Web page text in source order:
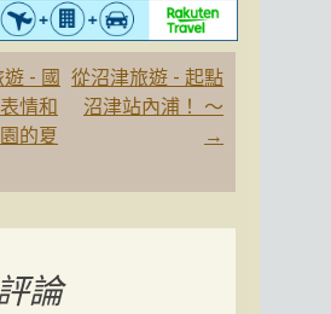
- 國
情和
的夏
從沼津旅遊 - 起點
沼津站內浦！ 〜
→
論